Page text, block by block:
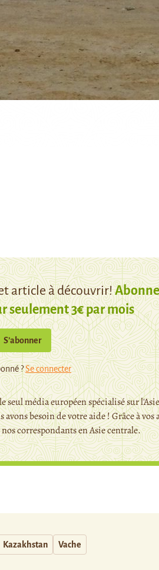
article à découvrir!
seulement 3€ par mois
S’abonner
?Se connecter
seul média européen spécialisé sur
besoin de votre aide ! Grâce à vos
correspondants en Asie centrale.
Kazakhstan Vache